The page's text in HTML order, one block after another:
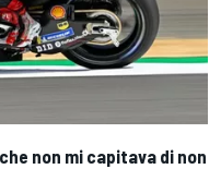
non mi capitava di non